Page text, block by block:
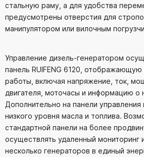
стальную раму, а для удобства
предусмотрены отверстия для
манипулятором или вилочным
Управление дизель-генератором
панель RUIFENG 6120,
работы, включая напряжение, ток,
двигателя, моточасы и информацию о
Дополнительно на панели
низкого уровня масла и топлива.
стандартной панели на более
осуществлять удаленный мониторинг
несколько генераторов в единый